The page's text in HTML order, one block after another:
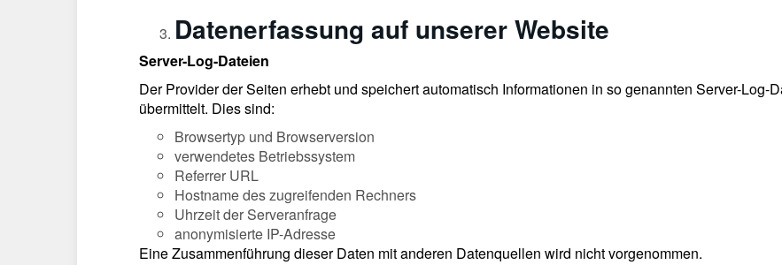
Datenerfassung auf unserer Website
Server-Log-Dateien
Der Provider der Seiten erhebt und speichert automatisch Informationen in so genannten Server-Log-
übermittelt. Dies sind:
Browsertyp und Browserversion
verwendetes Betriebssystem
Referrer URL
Hostname des zugreifenden Rechners
Uhrzeit der Serveranfrage
anonymisierte IP-Adresse
Eine Zusammenführung dieser Daten mit anderen Datenquellen wird nicht vorgenommen.